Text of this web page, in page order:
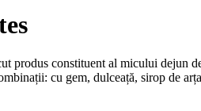
constituent al micului dejun
cu gem, dulceață, sirop de